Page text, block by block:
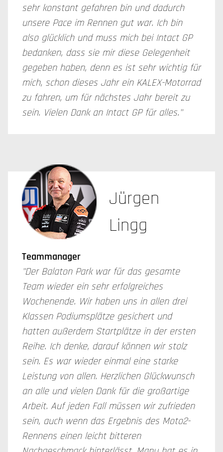
sehr konstant gefahren bin und dadurch
unsere Pace im Rennen gut war. Ich bin
also glücklich und muss mich bei Intact GP
bedanken, dass sie mir diese Gelegenheit
gegeben haben, denn es ist sehr wichtig für
mich, schon dieses Jahr ein KALEX-Motorrad
zu fahren, um für nächstes Jahr bereit zu
sein. Vielen Dank an Intact GP für alles."
Jürgen
Lingg
Teammanager
"Der Balaton Park war für das gesamte
Team wieder ein sehr erfolgreiches
Wochenende. Wir haben uns in allen drei
Klassen Podiumsplätze gesichert und
hatten außerdem Startplätze in der ersten
Reihe. Ich denke, darauf können wir stolz
sein. Es war wieder einmal eine starke
Leistung von allen. Herzlichen Glückwunsch
an alle und vielen Dank für die großartige
Arbeit. Auf jeden Fall müssen wir zufrieden
sein, auch wenn das Ergebnis des Moto2-
Rennens einen leicht bitteren